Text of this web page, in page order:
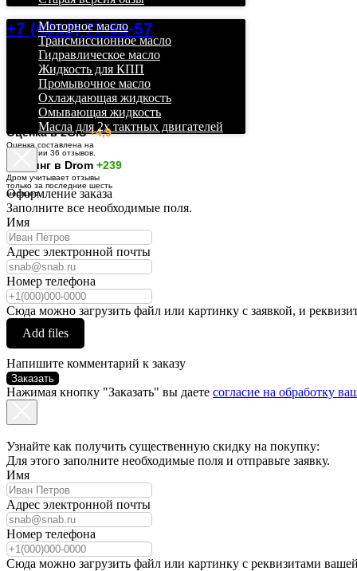
+7 (4212) 77-55-57
Оценка в 2GIS+4,9
Оценка составлена на
основании 36 отзывов.
Рейтинг в Drom +239
Дром учитывает отзывы
только за последние шесть
месяцев.
Моторное масло
Трансмиссионное масло
Гидравлическое масло
Жидкость для КПП
Промывочное масло
Охлаждающая жидкость
Омывающая жидкость
Масла для 2х тактных двигателей
Оформление заказа
Заполните все необходимые поля.
Имя
Адрес электронной почты
Номер телефона
Сюда можно загрузить файл или картинку с заявкой, и
Add files
Напишите комментарий к заказу
Заказать
Нажимая кнопку "Заказать" вы даете согласие на обработку
Узнайте как получить существенную скидку на покупку:
Для этого заполните необходимые поля и отправьте заявку.
Имя
Адрес электронной почты
Номер телефона
Сюда можно загрузить файл или картинку с реквизитами